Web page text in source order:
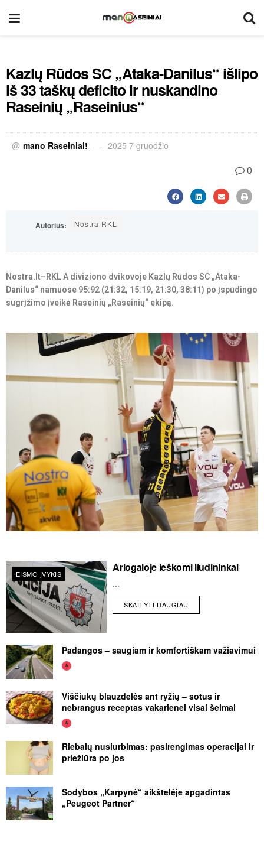
Kazlų Rūdos SC „Ataka-Danilus“ išlipo
iš 33 taškų deficito ir nuskandino
Raseinių „Raseinius“
@ mano Raseiniai! 2025 7 gruodžio
0
Autorius: Nostra RKL
Nostra.lt–RKL A diviziono dvikovoje Kazlų Rūdos SC „Ataka-
Danilus“ namuose 95:92 (21:32, 15:19, 21:30, 38:11) po įspūdingo
sugrįžimo įveikė Raseinių „Raseinių“ ekipą.
EISMO ĮVYKIS Ariogaloje ieškomi liudininkai
...
SKAITYTI DAUGIAU
Padangos – saugiam ir komfortiškam važiavimui
Viščiukų blauzdelės ant ryžių – sotus ir
nebrangus receptas vakarienei visai šeimai
Riebalų nusiurbimas: pasirengimas operacijai ir
priežiūra po jos
Sodybos „Karpynė“ aikštelėje apgadintas
„Peugeot Partner“